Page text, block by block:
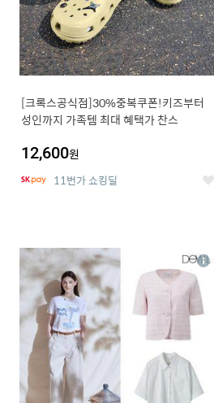
[크록스공식점]30%중복쿠폰!키즈부터
성인까지 가족템 최대 혜택가 찬스
12,600원
11번가 쇼킹딜 좋
20
상